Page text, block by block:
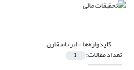
کلیدواژه‌ها =اثر نامتقارن
تعداد مقالات: 1